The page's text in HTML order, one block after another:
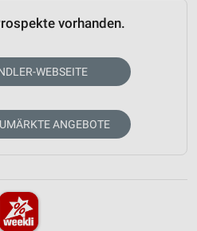
vorhanden.
WEBSEITE
ANGEBOTE